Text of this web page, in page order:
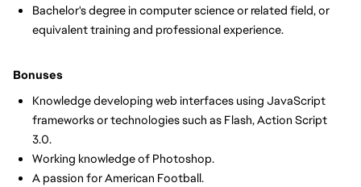
Bachelor's degree in computer science or related field, or
equivalent training and professional experience.
Bonuses
Knowledge developing web interfaces using JavaScript
frameworks or technologies such as Flash, Action Script
3.0.
Working knowledge of Photoshop.
A passion for American Football.